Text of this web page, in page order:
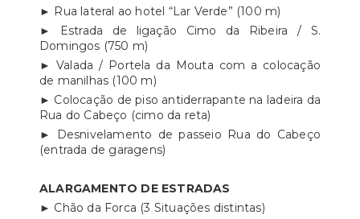
► Rua lateral ao hotel “Lar Verde” (100 m)
► Estrada de ligação Cimo da Ribeira / S.
Domingos (750 m)
► Valada / Portela da Mouta com a colocação
de manilhas (100 m)
► Colocação de piso antiderrapante na ladeira da
Rua do Cabeço (cimo da reta)
► Desnivelamento de passeio Rua do Cabeço
(entrada de garagens)
ALARGAMENTO DE ESTRADAS
► Chão da Forca (3 Situações distintas)